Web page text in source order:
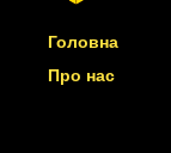
Головна
Про нас